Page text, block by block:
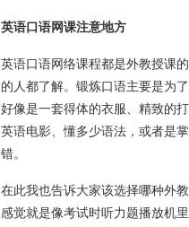
英语口语网课注意地方
英语口语网络课程都是外教授课
的人都了解。锻炼口语主要是为
好像是一套得体的衣服、精致的
英语电影、懂多少语法，或者是
错。
在此我也告诉大家该选择哪种外
感觉就是像考试时听力题播放机